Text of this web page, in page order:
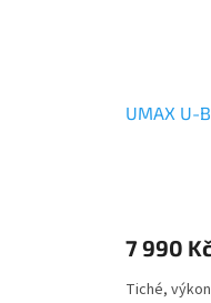
UMAX U-
7 990
Tiché,